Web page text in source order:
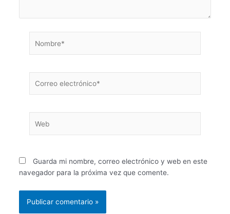
electrónico*
Guarda mi nombre, correo electrónico y web en este
navegador para la próxima vez que comente.